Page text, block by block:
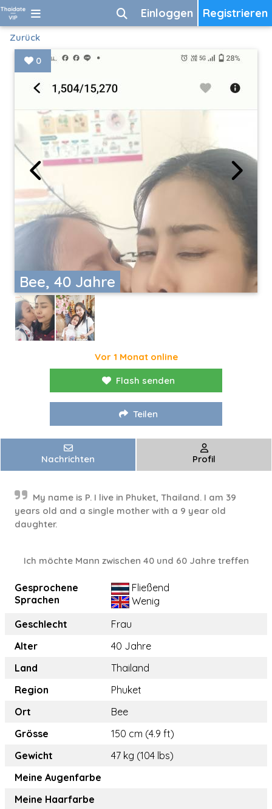
Registrieren
Einloggen
Zurück
Bee, 40 Jahre
0
Vor 1 Monat online
Flash senden
Teilen
Nachrichten Profil
My name is P. I live in Phuket, Thailand. I am 39
years old and a single mother with a 9 year old
daughter.
Ich möchte Mann zwischen 40 und 60 Jahre treffen
Gesprochene
Sprachen
Fließend
Wenig
Geschlecht
Frau
Alter
40 Jahre
Land
Thailand
Region
Phuket
Ort
Bee
Grösse
150 cm (4.9 ft)
Gewicht
47 kg (104 lbs)
Meine Augenfarbe
Meine Haarfarbe